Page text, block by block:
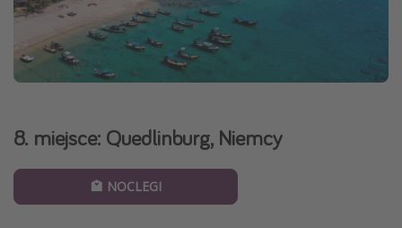
8. miejsce: Quedlinburg, Niemcy
🏩 NOCLEGI